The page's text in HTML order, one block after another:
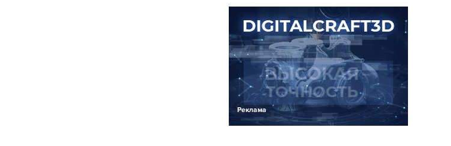
Реклама